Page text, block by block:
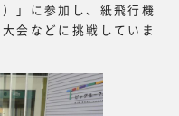
」に参加し、紙飛行機
会などに挑戦していま